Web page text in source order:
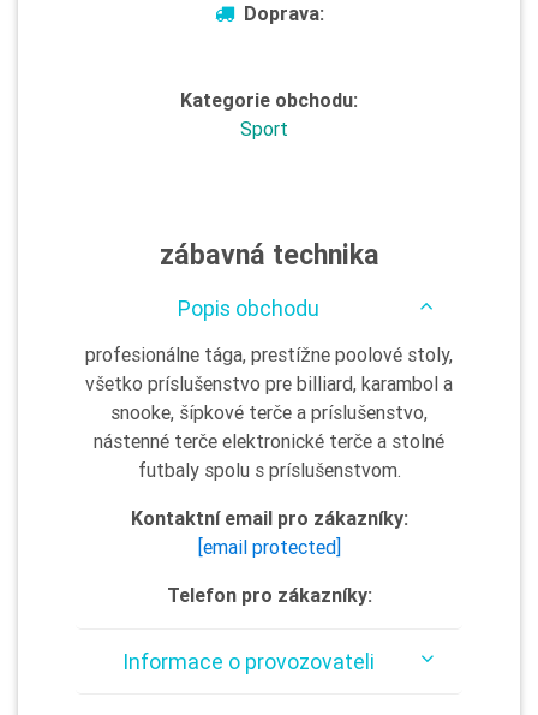
Doprava:
Kategorie obchodu:
Sport
zábavná technika
Popis obchodu
profesionálne tága, prestížne poolové stoly,
všetko príslušenstvo pre billiard, karambol a
snooke, šípkové terče a príslušenstvo,
nástenné terče elektronické terče a stolné
futbaly spolu s príslušenstvom.
Kontaktní email pro zákazníky:
[email protected]
Telefon pro zákazníky:
Informace o provozovateli